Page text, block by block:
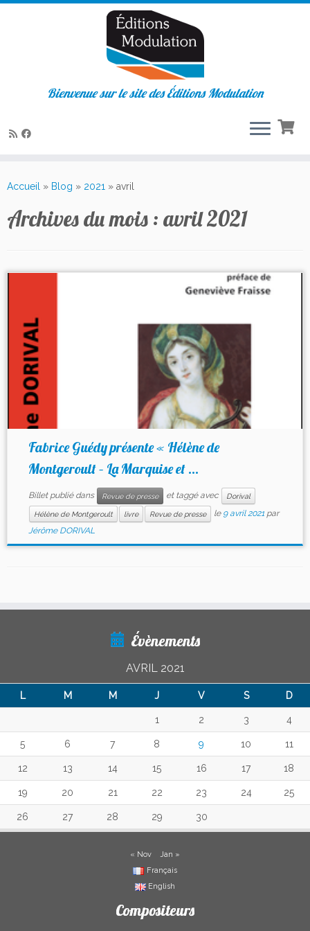
au
Bienvenue sur le site des Éditions Modulation
Accueil » Blog » 2021 » avril
Archives du mois : avril 2021
Fabrice Guédy présente « Hélène de
Montgeroult – La Marquise et ...
Billet publié dans Revue de presse et taggé avec Dorival
Hélène de Montgeroult livre Revue de presse le 9 avril 2021 par
Jérôme DORIVAL
Évènements
AVRIL 2021
L M M J V S D
1 2 3 4
5 6 7 8 9 10 11
12 13 14 15 16 17 18
19 20 21 22 23 24 25
26 27 28 29 30
« Nov
Jan »
Français
English
Compositeurs